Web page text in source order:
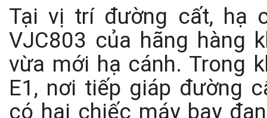
Tại vị trí đường cất, hạ
VJC803 của hãng hàng
vừa mới hạ cánh. Trong
E1, nơi tiếp giáp đường
có hai chiếc máy bay